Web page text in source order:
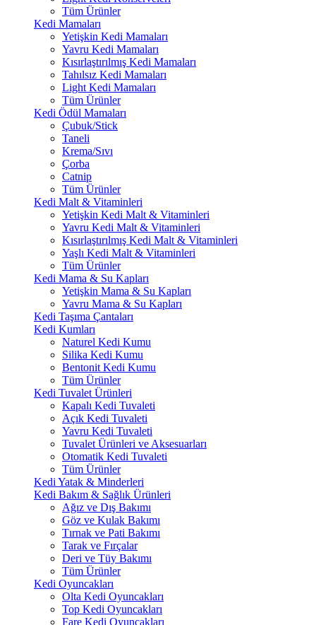
Tüm Ürünler
Kedi Mamaları
Yetişkin Kedi Mamaları
Yavru Kedi Mamaları
Kısırlaştırılmış Kedi Mamaları
Tahılsız Kedi Mamaları
Light Kedi Mamaları
Tüm Ürünler
Kedi Ödül Mamaları
Çubuk/Stick
Taneli
Krema/Sıvı
Çorba
Catnip
Tüm Ürünler
Kedi Malt & Vitaminleri
Yetişkin Kedi Malt & Vitaminleri
Yavru Kedi Malt & Vitaminleri
Kısırlaştırılmış Kedi Malt & Vitaminleri
Yaşlı Kedi Malt & Vitaminleri
Tüm Ürünler
Kedi Mama & Su Kapları
Yetişkin Mama & Su Kapları
Yavru Mama & Su Kapları
Kedi Taşıma Çantaları
Kedi Kumları
Naturel Kedi Kumu
Silika Kedi Kumu
Bentonit Kedi Kumu
Tüm Ürünler
Kedi Tuvalet Ürünleri
Kapalı Kedi Tuvaleti
Açık Kedi Tuvaleti
Yavru Kedi Tuvaleti
Tuvalet Ürünleri ve Aksesuarları
Otomatik Kedi Tuvaleti
Tüm Ürünler
Kedi Yatak & Minderleri
Kedi Bakım & Sağlık Ürünleri
Ağız ve Dış Bakımı
Göz ve Kulak Bakımı
Tırnak ve Pati Bakımı
Tarak ve Fırçalar
Deri ve Tüy Bakımı
Tüm Ürünler
Kedi Oyuncakları
Olta Kedi Oyuncakları
Top Kedi Oyuncakları
Fare Kedi Oyuncakları